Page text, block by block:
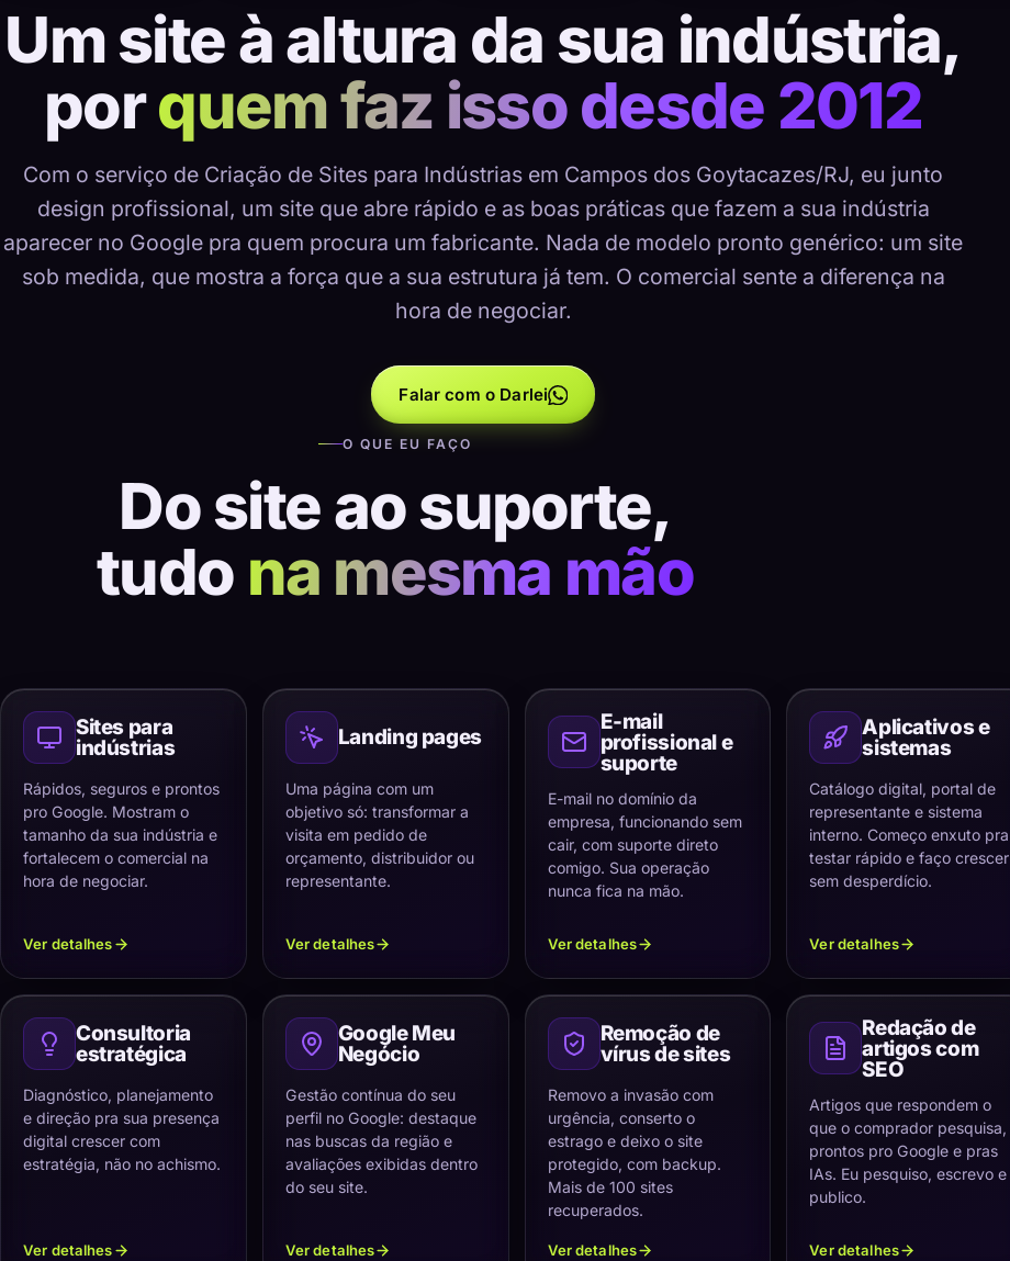
Um site à altura da sua indústria,
porquem faz isso desde 2012
Com o serviço de Criação de Sites para Indústrias em Campos dos Goytacazes/RJ, eu junto
design profissional, um site que abre rápido e as boas práticas que fazem a sua indústria
aparecer no Google pra quem procura um fabricante. Nada de modelo pronto genérico: um site
sob medida, que mostra a força que a sua estrutura já tem. O comercial sente a diferença na
hora de negociar.
Falar com o Darlei
O QUE EU FAÇO
Do site ao suporte,
tudo na mesma mão
Sites para
indústrias
Rápidos, seguros e prontos
pro Google. Mostram o
tamanho da sua indústria e
fortalecem o comercial na
hora de negociar.
Ver detalhes
Landing pages
Uma página com um
objetivo só: transformar a
visita em pedido de
orçamento, distribuidor ou
representante.
Ver detalhes
E-mail
profissional e
suporte
E-mail no domínio da
empresa, funcionando sem
cair, com suporte direto
comigo. Sua operação
nunca fica na mão.
Ver detalhes
Aplicativos e
sistemas
Catálogo digital, portal de
representante e sistema
interno. Começo enxuto pra
testar rápido e faço crescer
sem desperdício.
Ver detalhes
Consultoria
estratégica
Diagnóstico, planejamento
e direção pra sua presença
digital crescer com
estratégia, não no achismo.
Ver detalhes
Google Meu
Negócio
Gestão contínua do seu
perfil no Google: destaque
nas buscas da região e
avaliações exibidas dentro
do seu site.
Ver detalhes
Remoção de
vírus de sites
Removo a invasão com
urgência, conserto o
estrago e deixo o site
protegido, com backup.
Mais de 100 sites
recuperados.
Ver detalhes
Redação de
artigos com
SEO
Artigos que respondem o
que o comprador pesquisa,
prontos pro Google e pras
IAs. Eu pesquiso, escrevo e
publico.
Ver detalhes